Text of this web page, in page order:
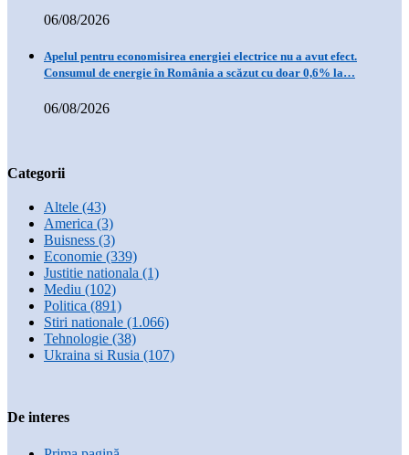
06/08/2026
Apelul pentru economisirea energiei electrice nu a avut efect.
Consumul de energie în România a scăzut cu doar 0,6% la…
06/08/2026
Categorii
Altele (43)
America (3)
Buisness (3)
Economie (339)
Justitie nationala (1)
Mediu (102)
Politica (891)
Stiri nationale (1.066)
Tehnologie (38)
Ukraina si Rusia (107)
De interes